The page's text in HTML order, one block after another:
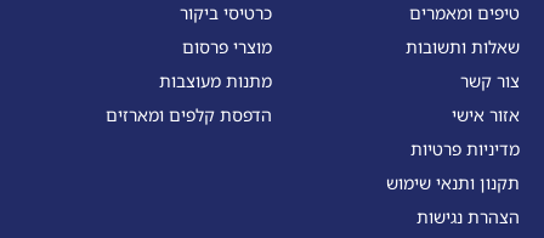
טיפים ומאמרים
שאלות ותשובות
צור קשר
אזור אישי
מדיניות פרטיות
תקנון ותנאי שימוש
הצהרת נגישות
כרטיסי ביקור
מוצרי פרסום
מתנות מעוצבות
הדפסת קלפים ומארזים